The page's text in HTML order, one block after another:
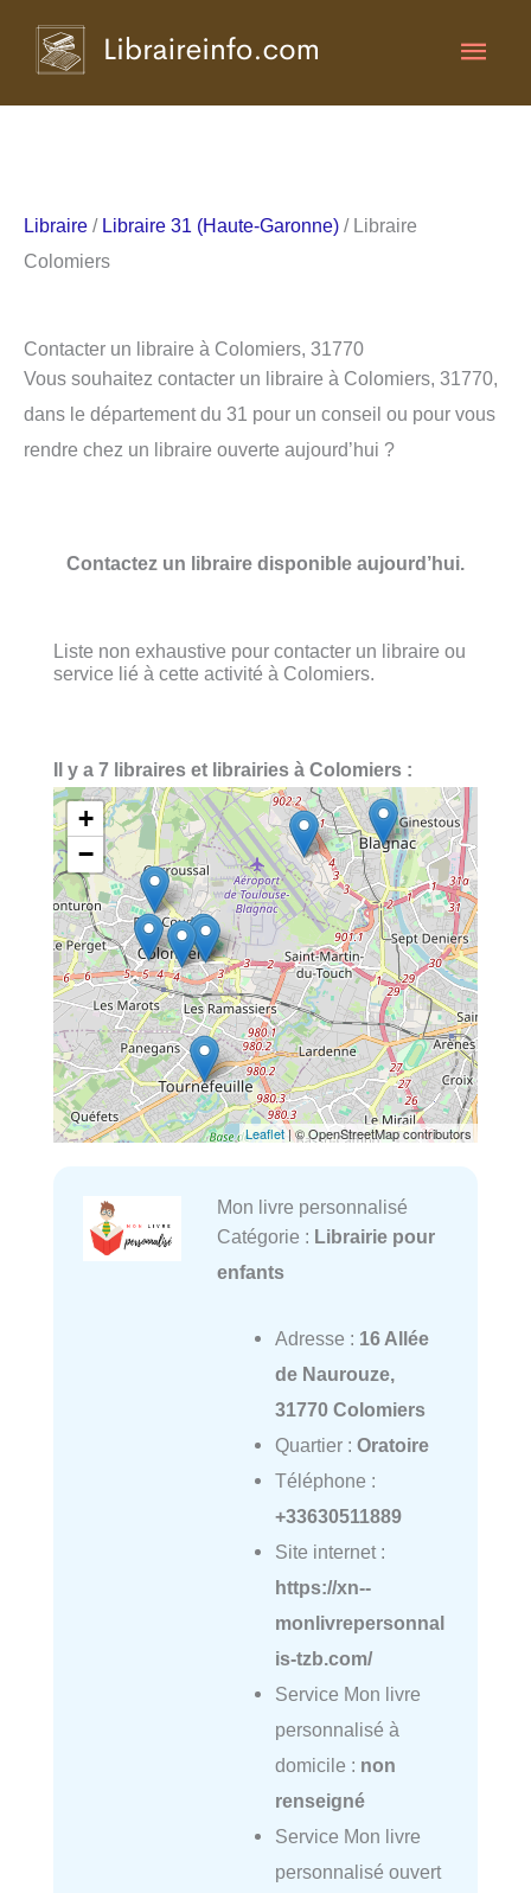
Libraire / Libraire 31 (Haute-Garonne) / Libraire
Colomiers
Contacter un libraire à Colomiers, 31770
Vous souhaitez contacter un libraire à Colomiers, 31770,
dans le département du 31 pour un conseil ou pour vous
rendre chez un libraire ouverte aujourd’hui ?
Contactez un libraire disponible aujourd’hui.
Liste non exhaustive pour contacter un libraire ou
service lié à cette activité à Colomiers.
Il y a 7 libraires et librairies à Colomiers :
+
−
Leaflet| © OpenStreetMap contributors
Mon livre personnalisé
Catégorie : Librairie pour
enfants
Adresse : 16 Allée
de Naurouze,
31770 Colomiers
Quartier : Oratoire
Téléphone :
+33630511889
Site internet :
https://xn--
monlivrepersonnal
is-tzb.com/
Service Mon livre
personnalisé à
domicile : non
renseigné
Service Mon livre
personnalisé ouvert